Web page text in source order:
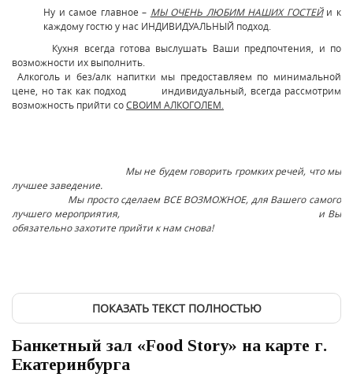
Ну и самое главное – МЫ ОЧЕНЬ ЛЮБИМ НАШИХ ГОСТЕЙи к
каждому гостю у нас ИНДИВИДУАЛЬНЫЙ подход.
Кухня всегда готова выслушать Ваши предпочтения, и по
возможности их выполнить.
Алкоголь и без/алк напитки мы предоставляем по минимальной
цене, но так как подход индивидуальный, всегда рассмотрим
возможность прийти соСВОИМ АЛКОГОЛЕМ.
Мы не будем говорить громких речей, что мы
лучшее заведение.
Мы просто сделаем ВСЕ ВОЗМОЖНОЕ, для Вашего самого
лучшего мероприятия, и Вы
обязательно захотите прийти к нам снова!
ПОКАЗАТЬ ТЕКСТ ПОЛНОСТЬЮ
Банкетный зал «Food Story» на карте г.
Екатеринбурга